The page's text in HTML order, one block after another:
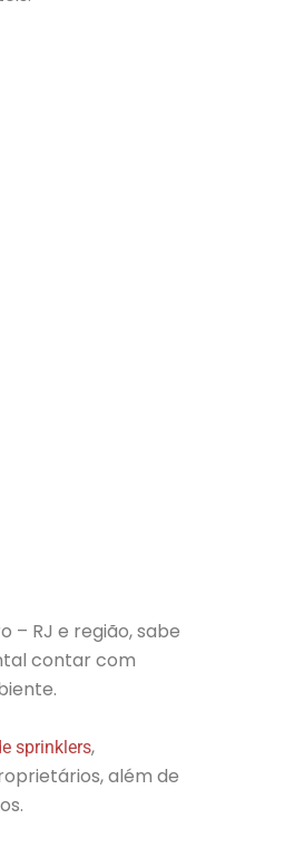
RJ e região, sabe
contar com
sprinklers,
além de